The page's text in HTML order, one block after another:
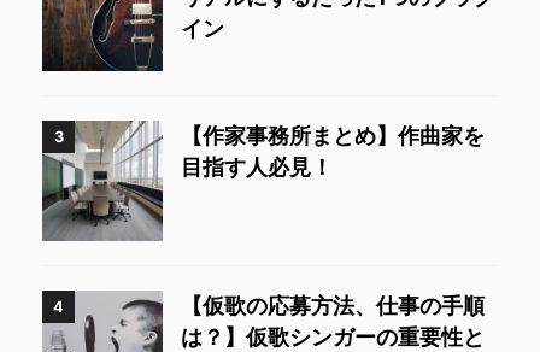
イン
3
【作家事務所まとめ】作曲家を
目指す人必見！
4
【仮歌の応募方法、仕事の手順
は？】仮歌シンガーの重要性と